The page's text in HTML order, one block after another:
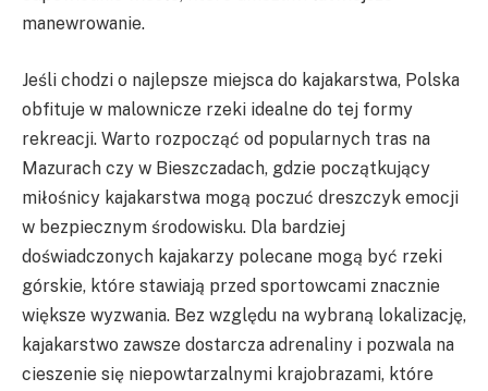
manewrowanie.
Jeśli chodzi o najlepsze miejsca do kajakarstwa, Polska
obfituje w malownicze rzeki idealne do tej formy
rekreacji. Warto rozpocząć od popularnych tras na
Mazurach czy w Bieszczadach, gdzie początkujący
miłośnicy kajakarstwa mogą poczuć dreszczyk emocji
w bezpiecznym środowisku. Dla bardziej
doświadczonych kajakarzy polecane mogą być rzeki
górskie, które stawiają przed sportowcami znacznie
większe wyzwania. Bez względu na wybraną lokalizację,
kajakarstwo zawsze dostarcza adrenaliny i pozwala na
cieszenie się niepowtarzalnymi krajobrazami, które